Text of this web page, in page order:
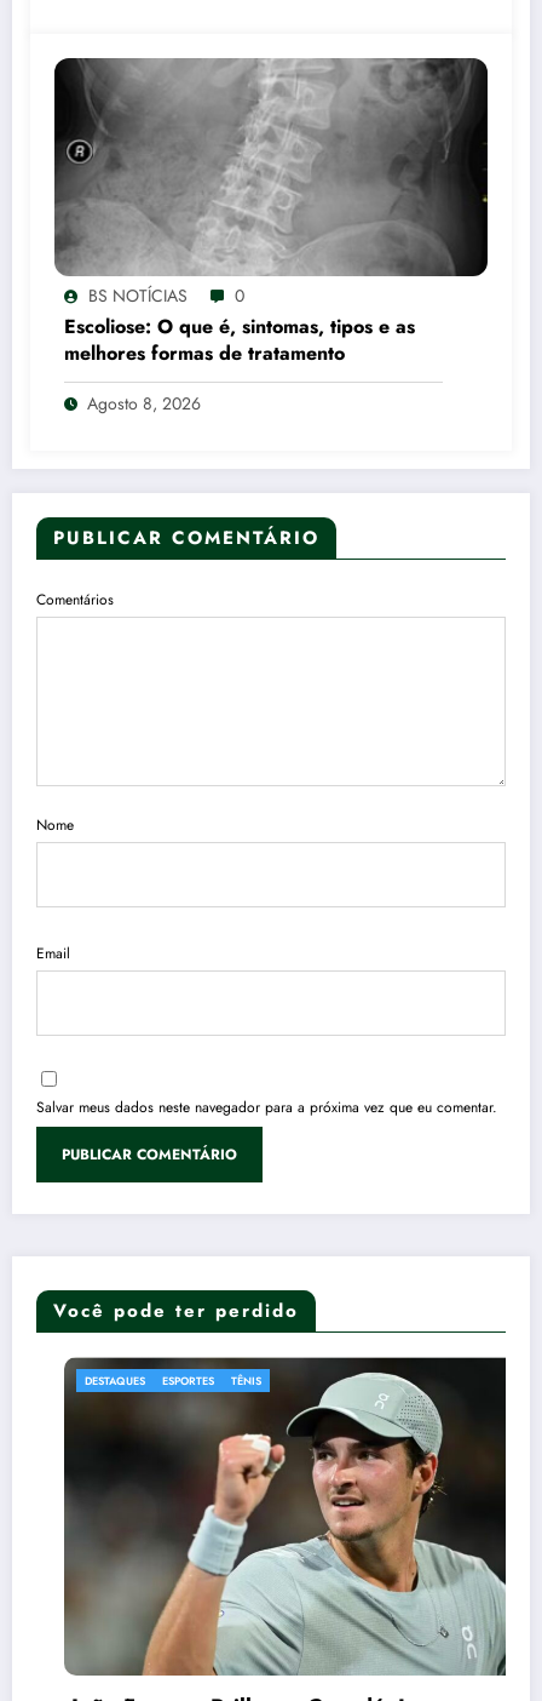
BS NOTÍCIAS 0
Escoliose: O que é, sintomas, tipos e as
melhores formas de tratamento
Agosto 8, 2026
PUBLICAR COMENTÁRIO
Comentários
Nome
Email
Salvar meus dados neste navegador para a próxima vez que eu comentar.
Você pode ter perdido
DESTAQUES ESPORTES TÊNIS